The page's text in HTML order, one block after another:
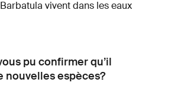
vivent dans les eaux
pu confirmer qu’il
nouvelles espèces?